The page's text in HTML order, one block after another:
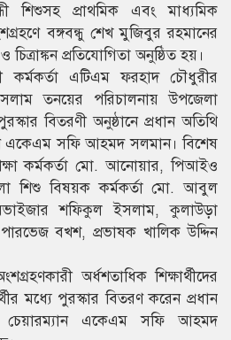
শিশুসহ প্রাথমিক এবং মাধ্যমিক
বঙ্গবন্ধু শেখ মুজিবুর রহমানের
প্রতিযোগিতা অনুষ্ঠিত হয়।
কর্মকর্তা এটিএম ফরহাদ চৌধুরীর
তনয়ের পরিচালনায় উপজেলা
বিতরণী অনুষ্ঠানে প্রধান অতিথি
একেএম সফি আহমদ সলমান। বিশেষ
কর্মকর্তা মো. আনোয়ার, পিআইও
শিশু বিষয়ক কর্মকর্তা মো. আবুল
শফিকুল ইসলাম, কুলাউড়া
বখশ, প্রভাষক খালিক উদ্দিন
অর্ধশতাধিক শিক্ষার্থীদের
মধ্যে পুরস্কার বিতরণ করেন প্রধান
চেয়ারম্যান একেএম সফি আহমদ